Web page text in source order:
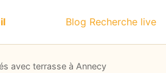
Blog Recherche live
avec terrasse à Annecy